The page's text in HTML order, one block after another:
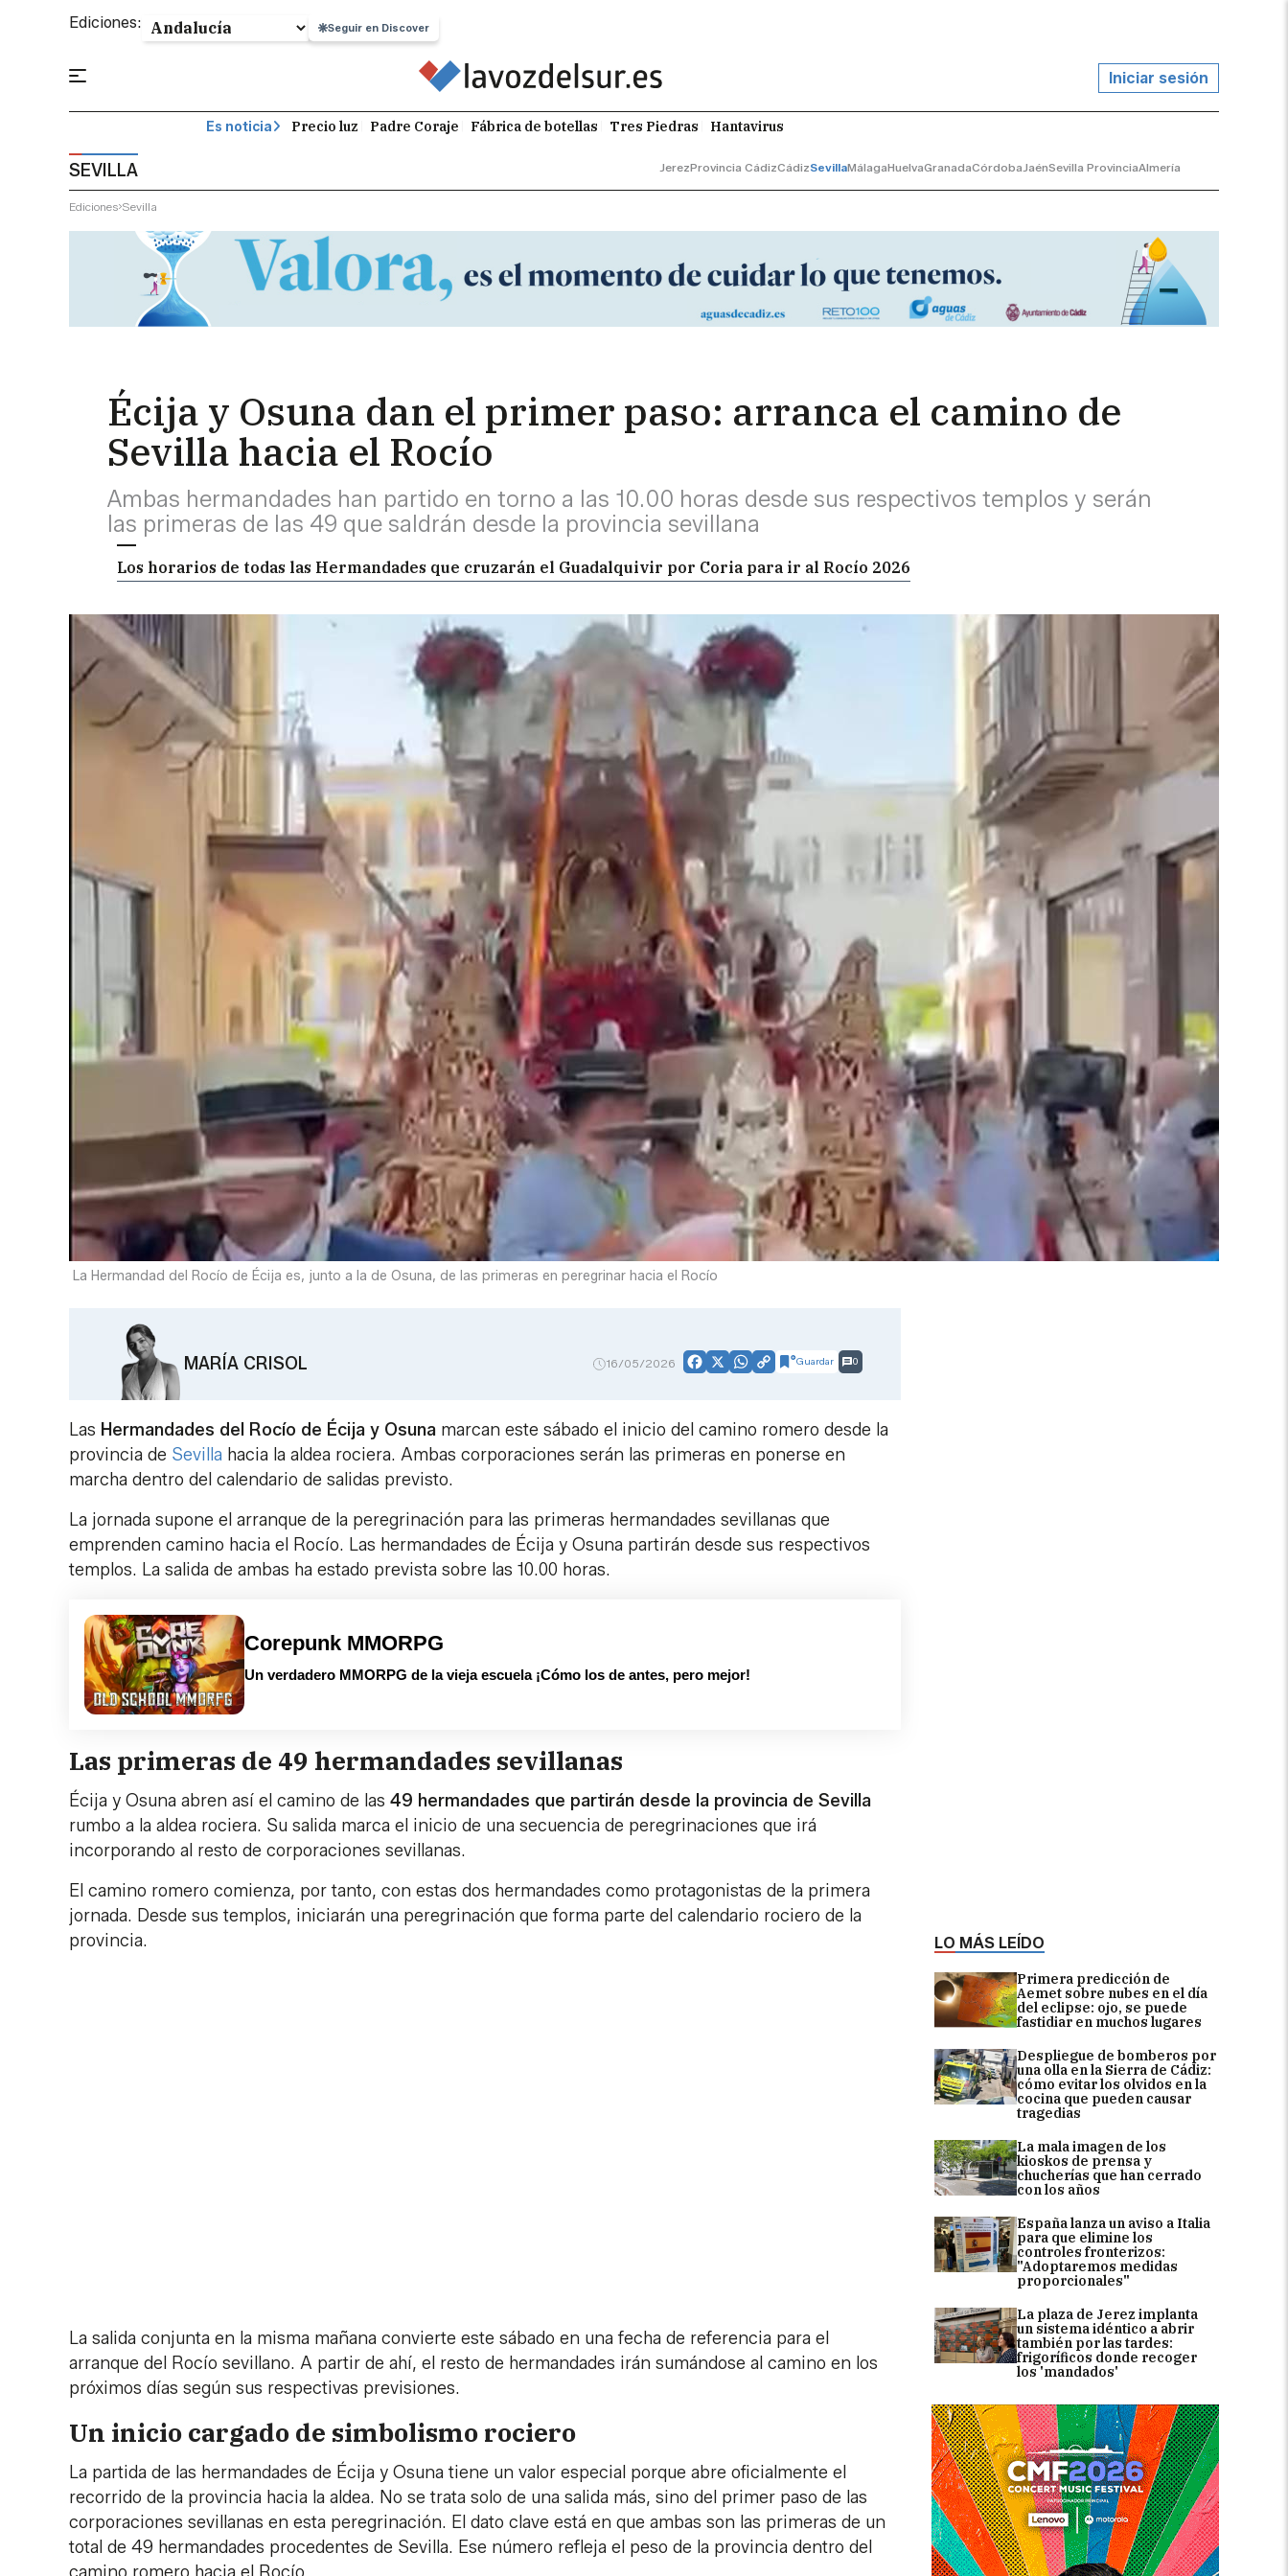
Ediciones: Seguir en Discover
Iniciar sesión
Es noticia Precio luz Padre Coraje Fábrica de botellas Tres Piedras Hantavirus
SEVILLA JerezProvincia CádizCádizSevillaMálagaHuelvaGranadaCórdobaJaénSevilla ProvinciaAlmería
Ediciones Sevilla
Écija y Osuna dan el primer paso: arranca el camino de
Sevilla hacia el Rocío
Ambas hermandades han partido en torno a las 10.00 horas desde sus respectivos templos y serán
las primeras de las 49 que saldrán desde la provincia sevillana
Los horarios de todas las Hermandades que cruzarán el Guadalquivir por Coria para ir al Rocío 2026
La Hermandad del Rocío de Écija es, junto a la de Osuna, de las primeras en peregrinar hacia el Rocío
LO MÁS LEÍDO
Primera predicción de
Aemet sobre nubes en el día
del eclipse: ojo, se puede
fastidiar en muchos lugares
Despliegue de bomberos por
una olla en la Sierra de Cádiz:
cómo evitar los olvidos en la
cocina que pueden causar
tragedias
La mala imagen de los
kioskos de prensa y
chucherías que han cerrado
con los años
España lanza un aviso a Italia
para que elimine los
controles fronterizos:
"Adoptaremos medidas
proporcionales"
La plaza de Jerez implanta
un sistema idéntico a abrir
también por las tardes:
frigoríficos donde recoger
los 'mandados'
MARÍA CRISOL 16/05/2026 Facebook
X WhatsApp
CopyGuardar 0
Las Hermandades del Rocío de Écija y Osuna marcan este sábado el inicio del camino romero desde la
provincia de Sevilla hacia la aldea rociera. Ambas corporaciones serán las primeras en ponerse en
marcha dentro del calendario de salidas previsto.
La jornada supone el arranque de la peregrinación para las primeras hermandades sevillanas que
emprenden camino hacia el Rocío. Las hermandades de Écija y Osuna partirán desde sus respectivos
templos. La salida de ambas ha estado prevista sobre las 10.00 horas.
Corepunk MMORPG
Un verdadero MMORPG de la vieja escuela ¡Cómo los de antes, pero mejor!
Las primeras de 49 hermandades sevillanas
Écija y Osuna abren así el camino de las 49 hermandades que partirán desde la provincia de Sevilla
rumbo a la aldea rociera. Su salida marca el inicio de una secuencia de peregrinaciones que irá
incorporando al resto de corporaciones sevillanas.
El camino romero comienza, por tanto, con estas dos hermandades como protagonistas de la primera
jornada. Desde sus templos, iniciarán una peregrinación que forma parte del calendario rociero de la
provincia.
La salida conjunta en la misma mañana convierte este sábado en una fecha de referencia para el
arranque del Rocío sevillano. A partir de ahí, el resto de hermandades irán sumándose al camino en los
próximos días según sus respectivas previsiones.
Un inicio cargado de simbolismo rociero
La partida de las hermandades de Écija y Osuna tiene un valor especial porque abre oficialmente el
recorrido de la provincia hacia la aldea. No se trata solo de una salida más, sino del primer paso de las
corporaciones sevillanas en esta peregrinación. El dato clave está en que ambas son las primeras de un
total de 49 hermandades procedentes de Sevilla. Ese número refleja el peso de la provincia dentro del